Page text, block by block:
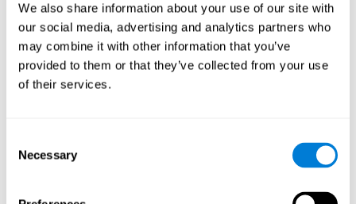
We also share information about your use of our site with
our social media, advertising and analytics partners who
may combine it with other information that you’ve
provided to them or that they’ve collected from your use
of their services.
Selection
Necessary